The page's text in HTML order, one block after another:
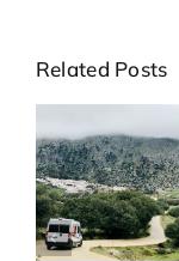
Related Posts